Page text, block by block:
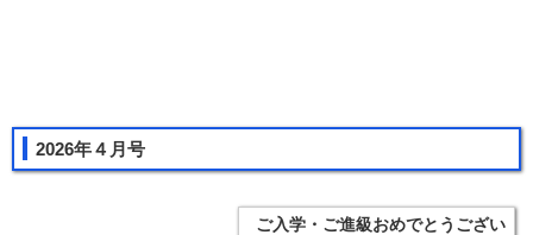
2026年４月号
ご入学・ご進級おめでとうござい